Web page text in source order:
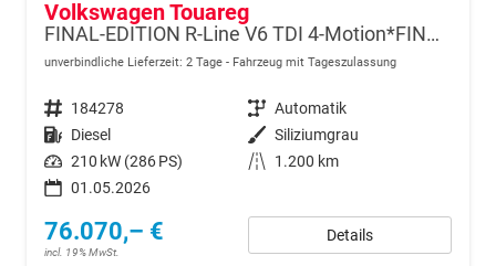
Volkswagen Touareg
FINAL-EDITION R-Line V6 TDI 4-Motion*FINAL-EDITION*AHK-SCHWENKBAR*NAVI*ACC*PDC*LED*SHZ*21-ZOLL
unverbindliche Lieferzeit: 2 Tage Fahrzeug mit Tageszulassung
Fahrzeugnr. 184278 Getriebe Automatik
Kraftstoff Diesel Außenfarbe Siliziumgrau
Leistung 210 kW (286 PS) Kilometerstand
1.200 km
01.05.2026
76.070,– €
incl. 19% MwSt.
Details